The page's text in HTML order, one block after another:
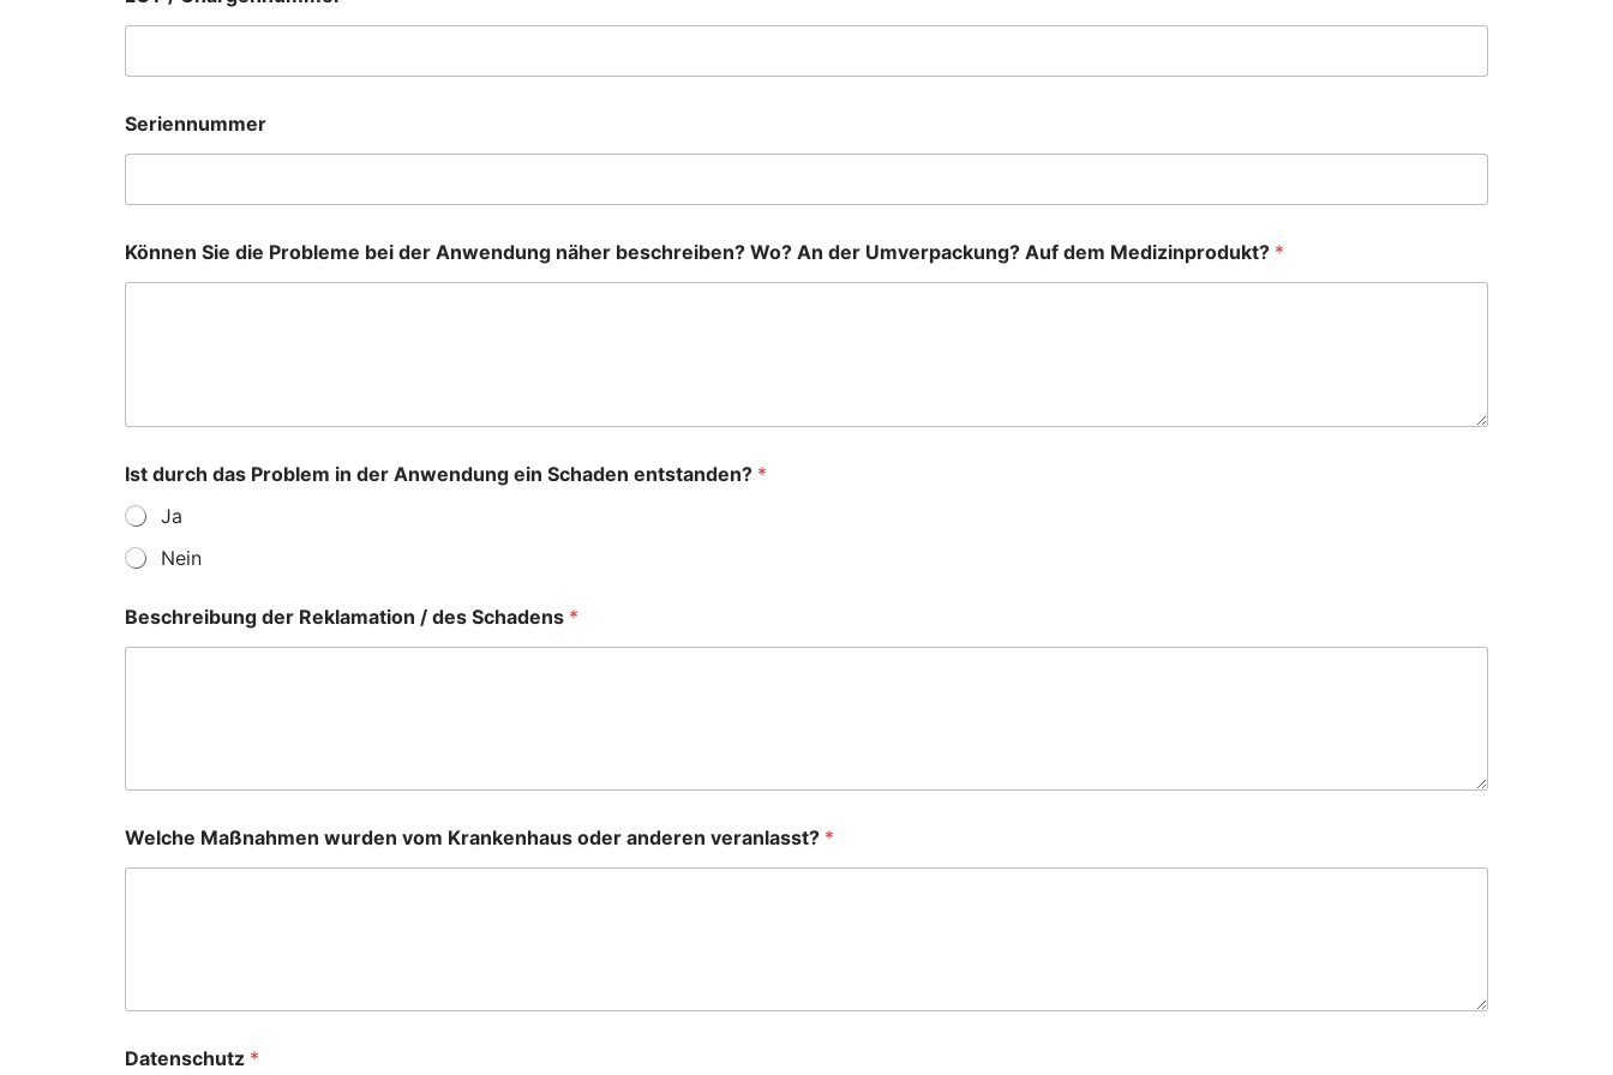
Seriennummer
Können Sie die Probleme bei der Anwendung näher beschreiben? Wo? An der Umverpackung? Auf dem Medizinprodukt? *
Ist durch das Problem in der Anwendung ein Schaden entstanden? *
Ja
Nein
Beschreibung der Reklamation / des Schadens *
Welche Maßnahmen wurden vom Krankenhaus oder anderen veranlasst? *
Datenschutz *